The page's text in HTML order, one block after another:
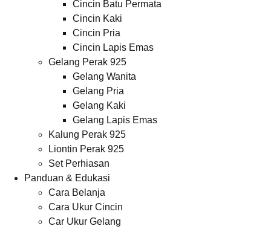
Cincin Batu Permata
Cincin Kaki
Cincin Pria
Cincin Lapis Emas
Gelang Perak 925
Gelang Wanita
Gelang Pria
Gelang Kaki
Gelang Lapis Emas
Kalung Perak 925
Liontin Perak 925
Set Perhiasan
Panduan & Edukasi
Cara Belanja
Cara Ukur Cincin
Car Ukur Gelang